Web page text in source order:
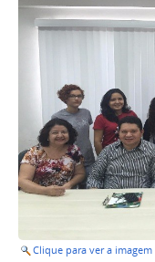
Clique para ver a